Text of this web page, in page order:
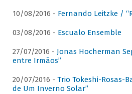
10/08/2016 - Fernando Leitzke /
03/08/2016 - Escualo Ensemble
27/07/2016 - Jonas Hocherman
entre Irmãos”
20/07/2016 - Trio Tokeshi-Rosas-
de Um Inverno Solar”